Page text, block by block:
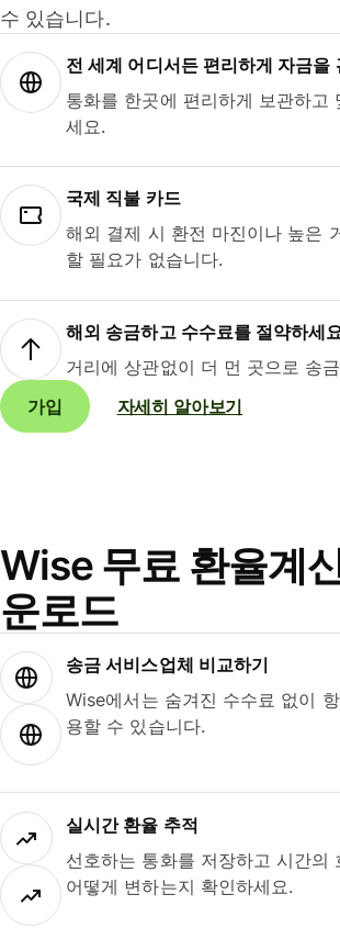
수 있습니다.
전 세계 어디서든 편리하게 자금을
통화를 한곳에 편리하게 보관하고
세요.
국제 직불 카드
해외 결제 시 환전 마진이나 높은
할 필요가 없습니다.
해외 송금하고 수수료를 절약하세요
거리에 상관없이 더 먼 곳으로 송
가입
자세히 알아보기
Wise 무료 환율계
운로드
송금 서비스업체 비교하기
Wise에서는 숨겨진 수수료 없이
용할 수 있습니다.
실시간 환율 추적
선호하는 통화를 저장하고 시간의
어떻게 변하는지 확인하세요.